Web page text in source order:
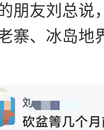
朋友刘总说
寨、冰岛地